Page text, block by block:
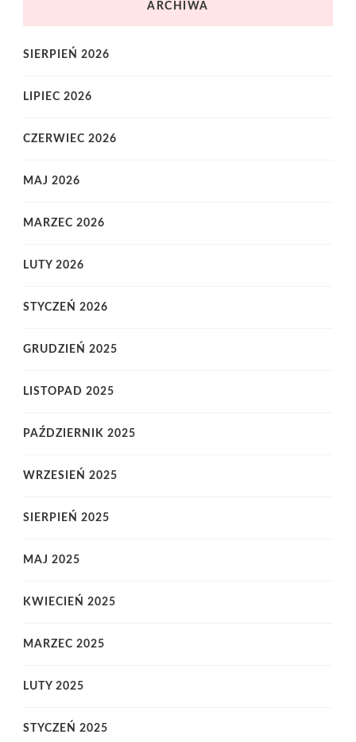
ARCHIWA
SIERPIEŃ 2026
LIPIEC 2026
CZERWIEC 2026
MAJ 2026
MARZEC 2026
LUTY 2026
STYCZEŃ 2026
GRUDZIEŃ 2025
LISTOPAD 2025
PAŹDZIERNIK 2025
WRZESIEŃ 2025
SIERPIEŃ 2025
MAJ 2025
KWIECIEŃ 2025
MARZEC 2025
LUTY 2025
STYCZEŃ 2025